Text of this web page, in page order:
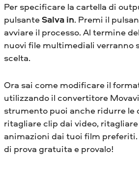
Per specificare la cartella di
pulsanteSalva in. Premi il
avviare il processo. Al termine
nuovi file multimediali verranno
scelta.
Ora sai come modificare il
utilizzando il convertitore
strumento puoi anche ridurre le
ritagliare clip dai video,
animazioni dai tuoi film preferiti.
di prova gratuita e provalo!